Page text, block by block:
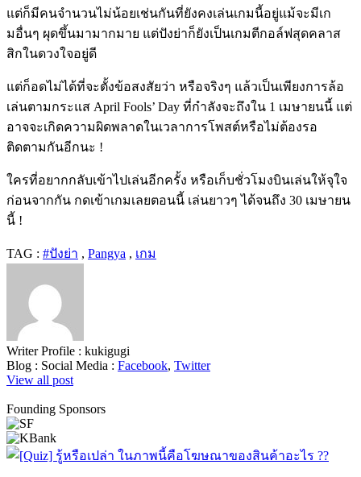
แต่ก็มีคนจำนวนไม่น้อยเช่นกันที่ยังคงเล่นเกมนี้อยู่แม้จะมีเก
มอื่นๆ ผุดขึ้นมามากมาย แต่ปังย่าก็ยังเป็นเกมตีกอล์ฟสุดคลาส
สิกในดวงใจอยู่ดี
แต่ก็อดไม่ได้ที่จะตั้งข้อสงสัยว่า หรือจริงๆ แล้วเป็นเพียงการล้อ
เล่นตามกระแส April Fools’ Day ที่กำลังจะถึงใน 1 เมษายนนี้ แต่
อาจจะเกิดความผิดพลาดในเวลาการโพสต์หรือไม่ต้องรอ
ติดตามกันอีกนะ !
ใครที่อยากกลับเข้าไปเล่นอีกครั้ง หรือเก็บชั่วโมงบินเล่นให้จุใจ
ก่อนจากกัน กดเข้าเกมเลยตอนนี้ เล่นยาวๆ ได้จนถึง 30 เมษายน
นี้ !
TAG : #ปังย่า , Pangya , เกม
Writer Profile : kukigugi
Blog : Social Media : Facebook, Twitter
View all post
Founding Sponsors